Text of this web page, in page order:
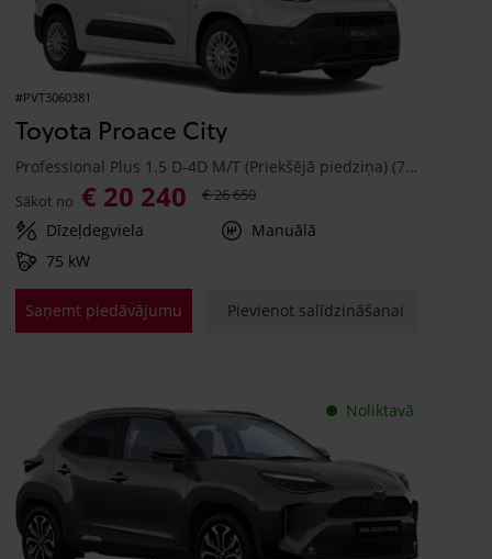
#PVT3060381
Toyota Proace City
Professional Plus 1.5 D-4D M/T (Priekšējā piedziņa) (75 kW)
Sākot no € 20 240 € 26 650
Dīzeļdegviela
Manuālā
75 kW
Saņemt piedāvājumu Pievienot salīdzināšanai
Noliktavā